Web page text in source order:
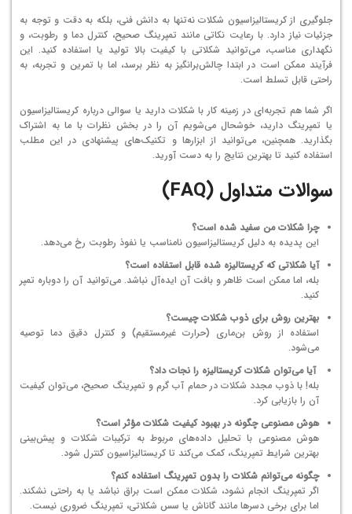
جلوگیری از کریستالیزاسیون شکلات نه‌تنها به دانش فنی، بلکه به دقت و توجه به
جزئیات نیاز دارد. با رعایت نکاتی مانند تمپرینگ صحیح، کنترل دما و رطوبت، و
نگهداری مناسب، می‌توانید شکلاتی با کیفیت بالا تولید یا استفاده کنید. این
فرآیند ممکن است در ابتدا چالش‌برانگیز به نظر برسد، اما با تمرین و تجربه، به
راحتی قابل تسلط است.
اگر شما هم تجربه‌ای در زمینه کار با شکلات دارید یا سوالی درباره کریستالیزاسیون
یا تمپرینگ دارید، خوشحال می‌شویم آن را در بخش نظرات با ما به اشتراک
بگذارید. همچنین، می‌توانید از ابزارها و تکنیک‌های پیشنهادی در این مطلب
استفاده کنید تا بهترین نتایج را به دست آورید.
سوالات متداول (FAQ)
چرا شکلات من سفید شده است؟
این پدیده به دلیل کریستالیزاسیون نامناسب یا نفوذ رطوبت رخ می‌دهد.
آیا شکلاتی که کریستالیزه شده قابل استفاده است؟
بله، اما ممکن است ظاهر و بافت آن ایده‌آل نباشد. می‌توانید آن را دوباره تمپر
کنید.
بهترین روش برای ذوب شکلات چیست؟
استفاده از روش بن‌ماری (حرارت غیرمستقیم) و کنترل دقیق دما توصیه
می‌شود.
آیا می‌توان شکلات کریستالیزه را نجات داد؟
بله! با ذوب مجدد شکلات در حمام آب گرم و تمپرینگ صحیح، می‌توان کیفیت
آن را بازیابی کرد.
هوش مصنوعی چگونه در بهبود کیفیت شکلات مؤثر است؟
هوش مصنوعی با تحلیل داده‌های مربوط به ترکیبات شکلات و پیش‌بینی
بهترین شرایط تمپرینگ، کمک می‌کند تا کریستالیزاسیون کنترل شود.
چگونه می‌توانم شکلات را بدون تمپرینگ استفاده کنم؟
اگر تمپرینگ انجام نشود، شکلات ممکن است براق نباشد یا به راحتی نشکند.
اما برای برخی دسرها مانند گاناش یا سس شکلاتی، تمپرینگ ضروری نیست.